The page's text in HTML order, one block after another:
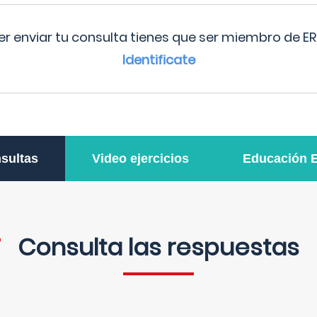
enviar tu consulta tienes que ser miembro de
Identificate
Video ejercicios Educación
Consulta las respuestas